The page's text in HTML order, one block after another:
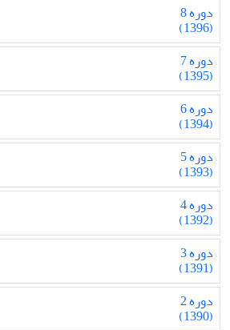
دوره 8
(1396)
دوره 7
(1395)
دوره 6
(1394)
دوره 5
(1393)
دوره 4
(1392)
دوره 3
(1391)
دوره 2
(1390)